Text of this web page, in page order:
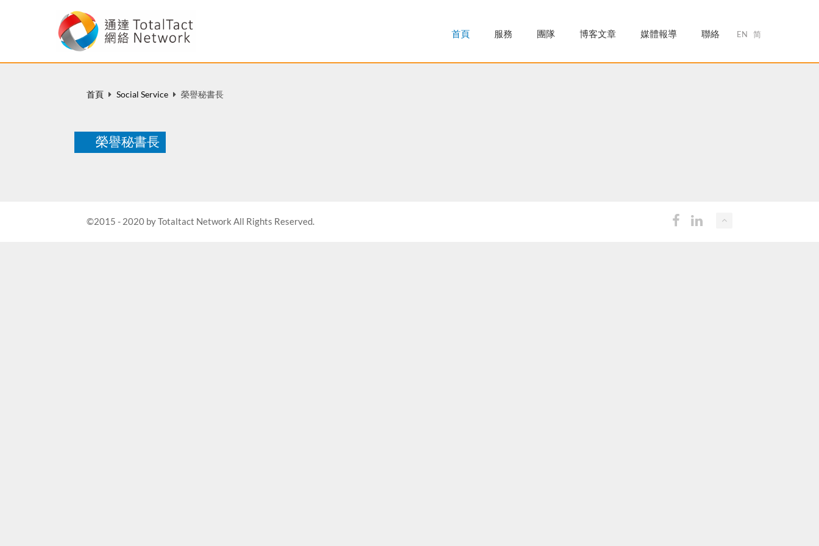
EN 简
首頁 服務 團隊 博客文章 媒體報導 聯絡
首頁 Social Service 榮譽秘書長
榮譽秘書長
©2015 - 2020 by Totaltact Network All Rights Reserved.